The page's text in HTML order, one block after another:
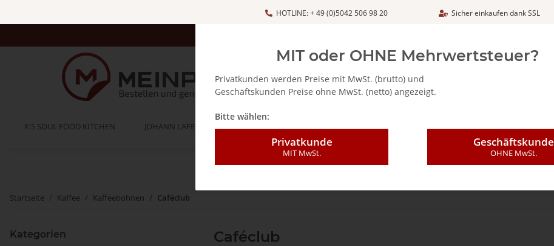
HOTLINE: + 49 (0)5042 506 98 20 Sicher einkaufen dank SSL
K'S SOUL FOOD KITCHEN JOHANN LAFER BELLA ITALIA - FEINKOSTARTIKEL CAFFÈ MAJESTIC / DICAF KAFFEE
Startseite Kaffee Kaffeebohnen Caféclub
Caféclub
Kategorien
MIT oder OHNE Mehrwertsteuer?
Privatkunden werden Preise mit MwSt. (brutto) und
Geschäftskunden Preise ohne MwSt. (netto) angezeigt.
Bitte wählen:
Privatkunde
MIT MwSt.
Geschäftskunde
OHNE MwSt.